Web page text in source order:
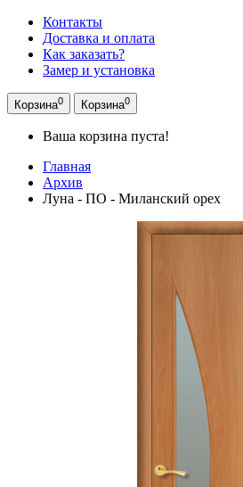
Контакты
Доставка и оплата
Как заказать?
Замер и установка
Корзина0 Корзина0
Ваша корзина пуста!
Главная
Архив
Луна - ПО - Миланский орех